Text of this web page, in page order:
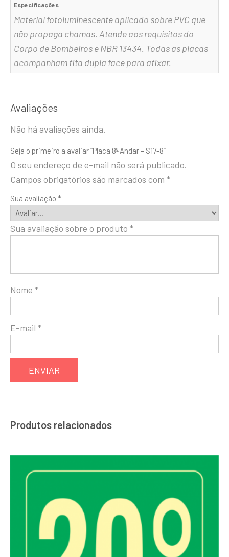
Especificações
Material fotoluminescente aplicado sobre PVC que
não propaga chamas. Atende aos requisitos do
Corpo de Bombeiros e NBR 13434. Todas as placas
acompanham fita dupla face para afixar.
Avaliações
Não há avaliações ainda.
Seja o primeiro a avaliar “Placa 8º Andar – S17-8”
O seu endereço de e-mail não será publicado.
Campos obrigatórios são marcados com *
Sua avaliação *
Sua avaliação sobre o produto *
Nome *
E-mail *
Produtos relacionados